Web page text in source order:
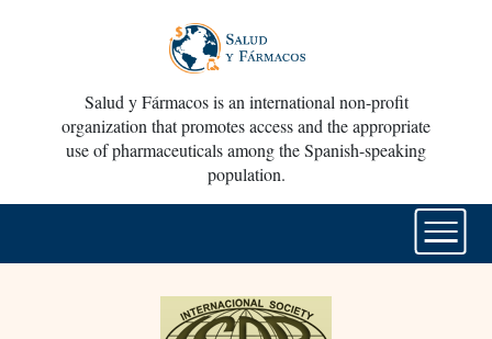
Salud y Fármacos is an international non-profit
organization that promotes access and the appropriate
use of pharmaceuticals among the Spanish-speaking
population.